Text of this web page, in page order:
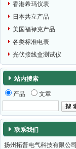
香港希玛仪表
日本共立产品
美国福禄克产品
各类标准电表
光伏接线盒测试仪
站内搜索
产品 文章
联系我们
扬州拓普电气科技有限公司